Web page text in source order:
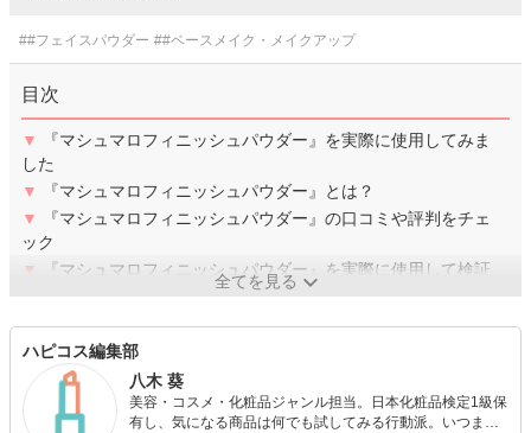
##フェイスパウダー ##ベースメイク・メイクアップ
目次
▼
『マシュマロフィニッシュパウダー』を実際に使用してみま
した
▼
『マシュマロフィニッシュパウダー』とは？
▼
『マシュマロフィニッシュパウダー』の口コミや評判をチェ
ック
▼
『マシュマロフィニッシュパウダー』を実際に使用して検証
全てを見る
ハピコス編集部
八木 葵
美容・コスメ・化粧品ジャンル担当。日本化粧品検定1級保
有し、気になる商品は何でも試してみる行動派。いつまで